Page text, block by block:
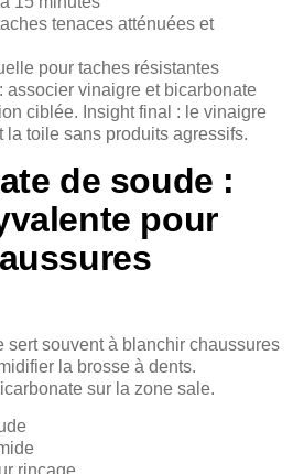
tenaces atténuées et
pour taches résistantes
associer vinaigre et bicarbonate
ciblée. Insight final : le vinaigre
la toile sans produits agressifs.
de soude :
pour
sert souvent à blanchir chaussures
la brosse à dents.
sur la zone sale.
rinçage